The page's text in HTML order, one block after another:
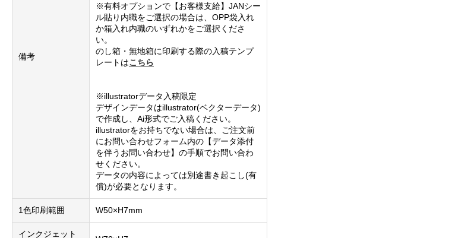
備考
※有料オプションで【お客様支給】JANシー
ル貼り内職をご選択の場合は、OPP袋入れ
か箱入れ内職のいずれかをご選択くださ
い。
のし箱・無地箱に印刷する際の入稿テンプ
レートはこちら
※illustratorデータ入稿限定
デザインデータはillustrator(ベクターデータ)
で作成し、Ai形式でご入稿ください。
illustratorをお持ちでない場合は、ご注文前
にお問い合わせフォーム内の【データ添付
を伴うお問い合わせ】の手順でお問い合わ
せください。
データの内容によっては別途書き起こし(有
償)が必要となります。
1色印刷範囲 W50×H7mm
インクジェット